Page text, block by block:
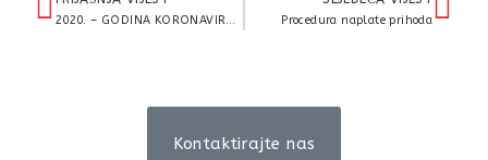
Procedura naplate prihoda
Kontaktirajte nas